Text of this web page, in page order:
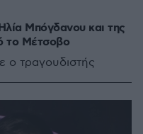
Μπόγδανου και της
το Μέτσοβο
ο τραγουδιστής